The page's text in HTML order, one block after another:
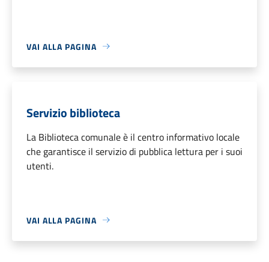
VAI ALLA PAGINA
Servizio biblioteca
La Biblioteca comunale è il centro informativo locale
che garantisce il servizio di pubblica lettura per i suoi
utenti.
VAI ALLA PAGINA